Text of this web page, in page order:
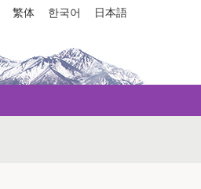
繁体 한국어 日本語